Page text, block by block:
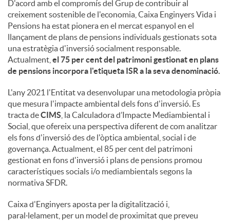
D'acord amb el compromís del Grup de contribuir al
creixement sostenible de l'economia, Caixa Enginyers Vida i
Pensions ha estat pionera en el mercat espanyol en el
llançament de plans de pensions individuals gestionats sota
una estratègia d'inversió socialment responsable.
Actualment, el 75 per cent del patrimoni gestionat en plans
de pensions incorpora l'etiqueta ISR a la seva denominació.
L'any 2021 l'Entitat va desenvolupar una metodologia pròpia
que mesura l'impacte ambiental dels fons d'inversió. Es
tracta deCIMS , la Calculadora d’Impacte Mediambiental i
Social, que ofereix una perspectiva diferent de com analitzar
els fons d'inversió des de l'òptica ambiental, social i de
governança. Actualment, el 85 per cent del patrimoni
gestionat en fons d'inversió i plans de pensions promou
característiques socials i/o mediambientals segons la
normativa SFDR.
Caixa d'Enginyers aposta per la digitalització i,
paral·lelament, per un model de proximitat que preveu